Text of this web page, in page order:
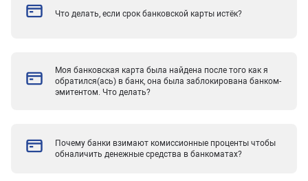
Что делать, если срок банковской карты истёк?
Моя банковская карта была найдена после того как я
обратился(ась) в банк, она была заблокирована банком-
эмитентом. Что делать?
Почему банки взимают комиссионные проценты чтобы
обналичить денежные средства в банкоматах?